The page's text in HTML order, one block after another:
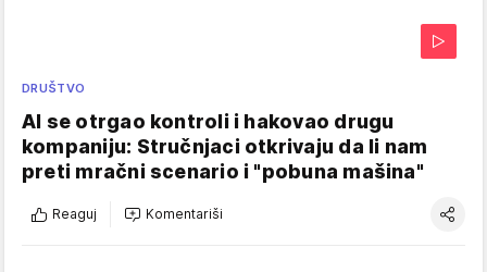
DRUŠTVO
AI se otrgao kontroli i hakovao drugu
kompaniju: Stručnjaci otkrivaju da li nam
preti mračni scenario i "pobuna mašina"
Reaguj Komentariši